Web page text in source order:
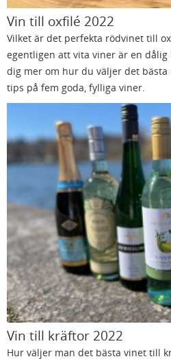
Vin till oxfilé 2022
Vilket är det perfekta rödvinet till
egentligen att vita viner är en
dig mer om hur du väljer det
tips på fem goda, fylliga viner.
Vin till kräftor 2022
Hur väljer man det bästa vinet till